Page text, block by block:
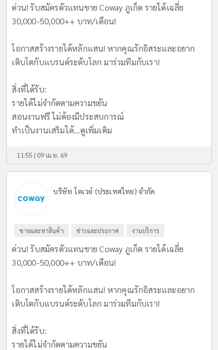
ด่วน! รับสมัครตัวแทนขาย Coway ภูเก็ต รายได้เฉลี่ย
30,000-50,000++ บาท/เดือน!
​โอกาสสร้างรายได้หลักแสน! หากคุณรักอิสระและอยาก
เติบโตกับแบรนด์ระดับโลก มาร่วมทีมกับเรา!
​สิ่งที่ได้รับ:
รายได้ไม่จำกัดตามความขยัน
สอนงานฟรี ไม่ต้องมีประสบการณ์
ทำเป็นงานเสริมได้...ดูเพิ่มเติม
11:55 | 09 เม.ย. 69
บริษัท โคเวย์ (ประเทศไทย) จำกัด
ขายและหาสินค้า ข่าวและประกาศ งานบริการ
ด่วน! รับสมัครตัวแทนขาย Coway ภูเก็ต รายได้เฉลี่ย
30,000-50,000++ บาท/เดือน!
​โอกาสสร้างรายได้หลักแสน! หากคุณรักอิสระและอยาก
เติบโตกับแบรนด์ระดับโลก มาร่วมทีมกับเรา!
​สิ่งที่ได้รับ:
รายได้ไม่จำกัดตามความขยัน